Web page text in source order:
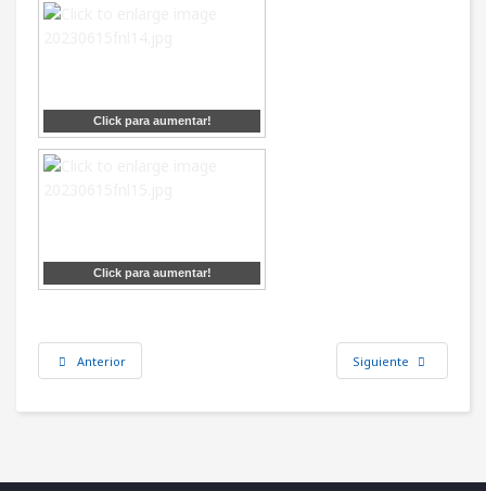
Click para aumentar!
Click para aumentar!
Anterior Siguiente